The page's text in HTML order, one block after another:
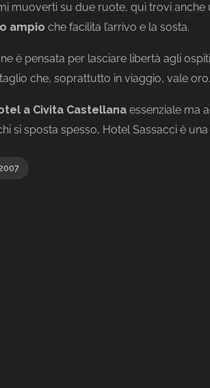
muoverti su due ruote, qui trovi
ampio che facilita l’arrivo e la sosta.
è pensata per lasciare libertà agli
che, soprattutto in viaggio, vale oro.
a Civita Castellana essenziale ma
si sposta spesso, Hotel Sassacci è